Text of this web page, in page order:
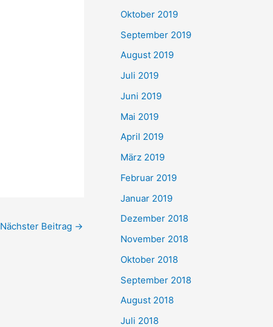
Nächster Beitrag →
Oktober 2019
September 2019
August 2019
Juli 2019
Juni 2019
Mai 2019
April 2019
März 2019
Februar 2019
Januar 2019
Dezember 2018
November 2018
Oktober 2018
September 2018
August 2018
Juli 2018